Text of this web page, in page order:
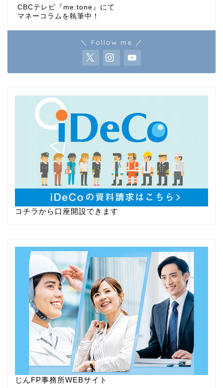
CBCテレビ『me:tone』にて
マネーコラムを執筆中！
＼ Follow me ／
コチラから口座開設できます
じんFP事務所WEBサイト